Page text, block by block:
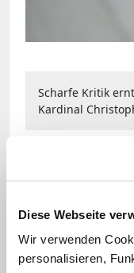
Diese Webseite
Wir verwenden
personalisieren,
Scharfe Kritik
Kardinal
Scharfe
Christoph
Salzburger
verbiete sich,